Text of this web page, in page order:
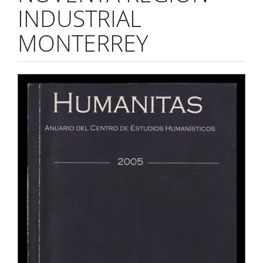
INDUSTRIAL
MONTERREY
Barra
lateral
del
artículo